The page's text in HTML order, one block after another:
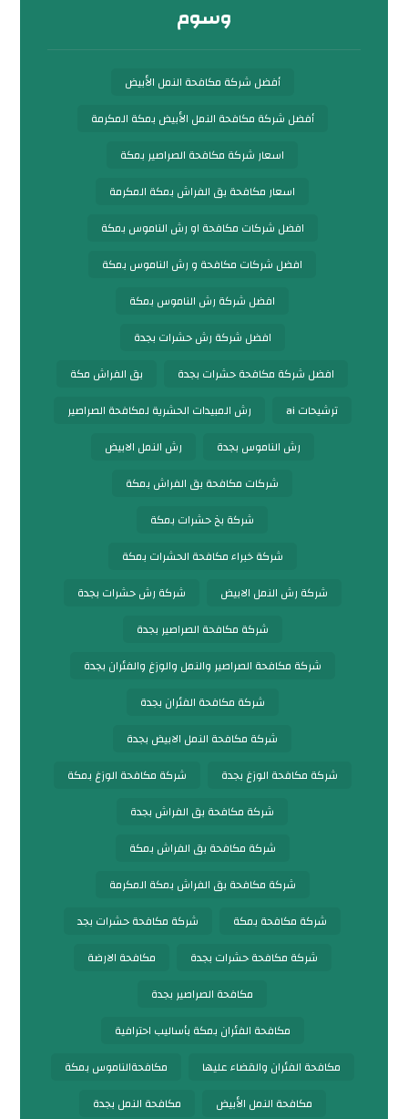
وسوم
أفضل شركة مكافحة النمل الأبيض
أفضل شركة مكافحة النمل الأبيض بمكة المكرمة
اسعار شركة مكافحة الصراصير بمكة
اسعار مكافحة بق الفراش بمكة المكرمة
افضل شركات مكافحة او رش الناموس بمكة
افضل شركات مكافحة و رش الناموس بمكة
افضل شركة رش الناموس بمكة
افضل شركة رش حشرات بجدة
افضل شركة مكافحة حشرات بجدة
بق الفراش مكة
ترشيحات ai
رش المبيدات الحشرية لمكافحة الصراصير
رش الناموس بجدة
رش النمل الابيض
شركات مكافحة بق الفراش بمكة
شركة بخ حشرات بمكة
شركة خبراء مكافحة الحشرات بمكة
شركة رش النمل الابيض
شركة رش حشرات بجدة
شركة مكافحة الصراصير بجدة
شركة مكافحة الصراصير والنمل والوزغ والفئران بجدة
شركة مكافحة الفئران بجدة
شركة مكافحة النمل الابيض بجدة
شركة مكافحة الوزغ بجدة
شركة مكافحة الوزغ بمكة
شركة مكافحة بق الفراش بجدة
شركة مكافحة بق الفراش بمكة
شركة مكافحة بق الفراش بمكة المكرمة
شركة مكافحة بمكة
شركة مكافحة حشرات بجد
شركة مكافحة حشرات بجدة
مكافحة الارضة
مكافحة الصراصير بجدة
مكافحة الفئران بمكة بأساليب احترافية
مكافحة الفئران والقضاء عليها
مكافحةالناموس بمكة
مكافحة النمل الأبيض
مكافحة النمل بجدة